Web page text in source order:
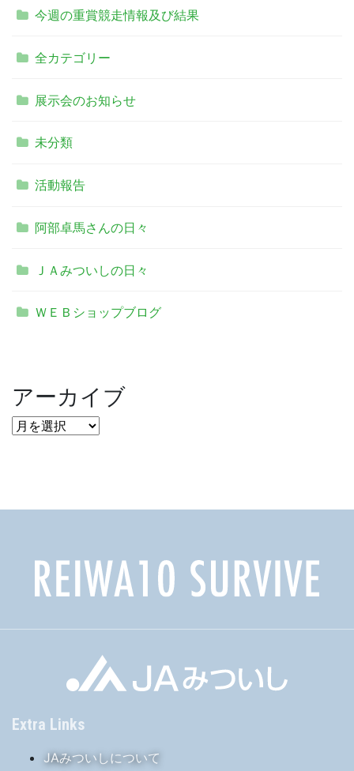
今週の重賞競走情報及び結果
全カテゴリー
展示会のお知らせ
未分類
活動報告
阿部卓馬さんの日々
ＪＡみついしの日々
ＷＥＢショップブログ
アーカイブ
ア
Extra Links
JAみついしについて